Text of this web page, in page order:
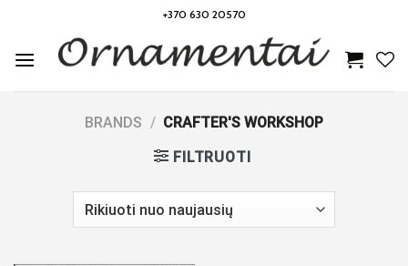
content
+370 630 20570
BRANDS / CRAFTER'S WORKSHOP
FILTRUOTI